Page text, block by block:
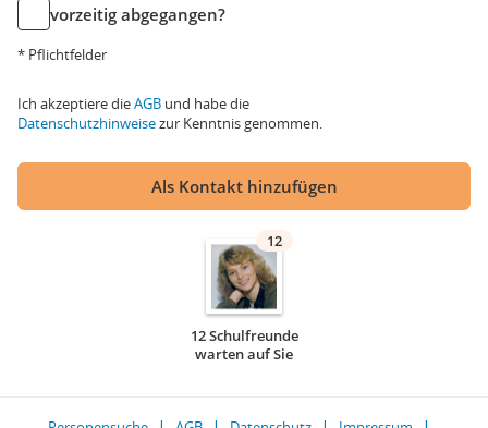
vorzeitig abgegangen?
* Pflichtfelder
Ich akzeptiere dieAGB und habe die
Datenschutzhinweisezur Kenntnis genommen.
Als Kontakt hinzufügen
12
12 Schulfreunde
warten auf Sie